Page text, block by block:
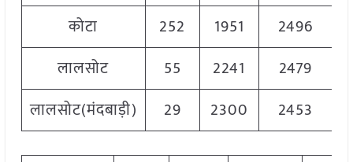
कोटा
252 1951 2496
लालसोट
55 2241 2479
लालसोट(मंदबाड़ी)
29 2300 2453